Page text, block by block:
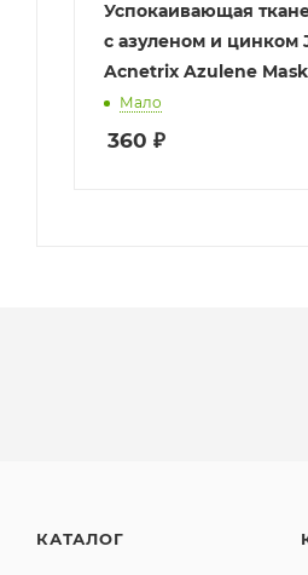
Успокаивающая
с азуленом и цинком
Acnetrix Azulene
Мало
360 ₽
КАТАЛОГ